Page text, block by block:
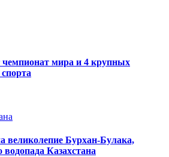
мира и 4 крупных
великолепие Бурхан-Булака,
водопада Казахстана